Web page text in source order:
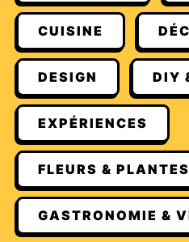
CUISINE
DESIGN DIY
EXPÉRIENCES
FLEURS & PLANTES
GASTRONOMIE &